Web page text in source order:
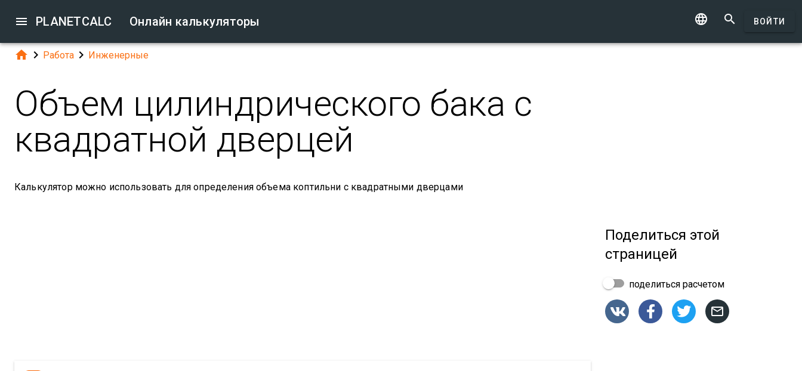
 PLANETCALC Онлайн калькуляторы   ВОЙТИ
  Работа  Инженерные
Объем цилиндрического бака с
квадратной дверцей
Калькулятор можно использовать для определения объема коптильни с квадратными дверцами
Поделиться этой
страницей
поделиться расчетом
   